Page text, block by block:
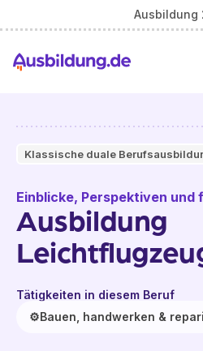
Ausbildung
Klassische duale
Einblicke, Perspektiven und
Ausbildung
Tätigkeiten in diesem Beruf
⚙️Bauen, handwerken &